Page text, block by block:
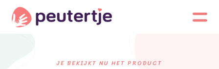
JE BEKIJKT NU HET PRODUCT